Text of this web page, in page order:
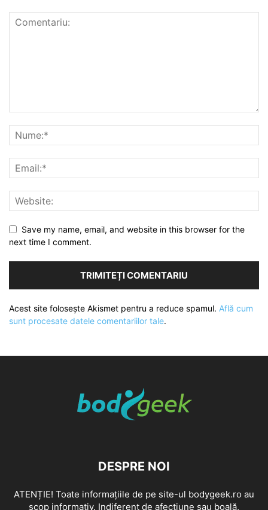
Save my name, email, and website in this browser for the
next time I comment.
Acest site folosește Akismet pentru a reduce spamul. Află cum
sunt procesate datele comentariilor tale.
DESPRE NOI
ATENȚIE! Toate informațiile de pe site-ul bodygeek.ro au
scop informativ. Indiferent de afecțiune sau boală,